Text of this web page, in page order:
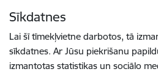
Sīkdatnes
Lai šī tīmekļvietne darbotos, tā
sīkdatnes. Ar Jūsu piekrišanu
izmantotas statistikas un sociālo